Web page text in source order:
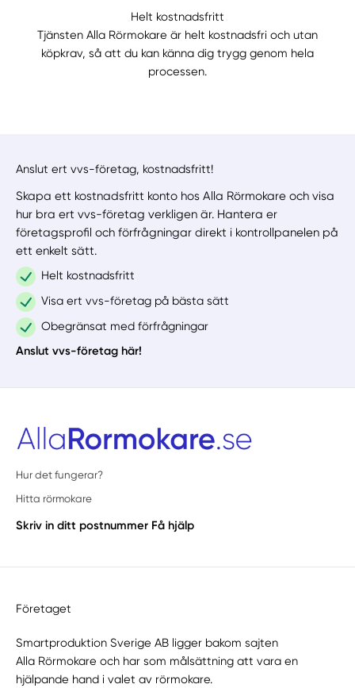
Helt kostnadsfritt
Tjänsten Alla Rörmokare är helt kostnadsfri och utan
köpkrav, så att du kan känna dig trygg genom hela
processen.
Anslut ert vvs-företag, kostnadsfritt!
Skapa ett kostnadsfritt konto hos Alla Rörmokare och visa
hur bra ert vvs-företag verkligen är. Hantera er
företagsprofil och förfrågningar direkt i kontrollpanelen på
ett enkelt sätt.
Helt kostnadsfritt
Visa ert vvs-företag på bästa sätt
Obegränsat med förfrågningar
Anslut vvs-företag här!
Hur det fungerar?
Hitta rörmokare
Skriv in ditt postnummer Få hjälp
Företaget
Smartproduktion Sverige AB ligger bakom sajten
Alla Rörmokare och har som målsättning att vara en
hjälpande hand i valet av rörmokare.